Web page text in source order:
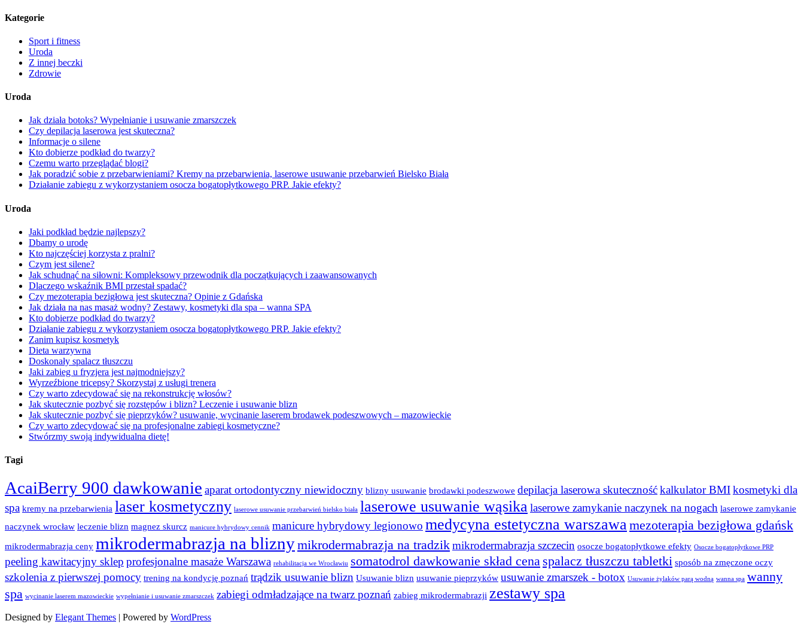
Kategorie
Sport i fitness
Uroda
Z innej beczki
Zdrowie
Uroda
Jak działa botoks? Wypełnianie i usuwanie zmarszczek
Czy depilacja laserowa jest skuteczna?
Informacje o silene
Kto dobierze podkład do twarzy?
Czemu warto przeglądać blogi?
Jak poradzić sobie z przebarwieniami? Kremy na przebarwienia, laserowe usuwanie przebarwień Bielsko Biała
Działanie zabiegu z wykorzystaniem osocza bogatopłytkowego PRP. Jakie efekty?
Uroda
Jaki podkład będzie najlepszy?
Dbamy o urodę
Kto najczęściej korzysta z pralni?
Czym jest silene?
Jak schudnąć na siłowni: Kompleksowy przewodnik dla początkujących i zaawansowanych
Dlaczego wskaźnik BMI przestał spadać?
Czy mezoterapia bezigłowa jest skuteczna? Opinie z Gdańska
Jak działa na nas masaż wodny? Zestawy, kosmetyki dla spa – wanna SPA
Kto dobierze podkład do twarzy?
Działanie zabiegu z wykorzystaniem osocza bogatopłytkowego PRP. Jakie efekty?
Zanim kupisz kosmetyk
Dieta warzywna
Doskonały spalacz tłuszczu
Jaki zabieg u fryzjera jest najmodniejszy?
Wyrzeźbione tricepsy? Skorzystaj z usługi trenera
Czy warto zdecydować się na rekonstrukcję włosów?
Jak skutecznie pozbyć się rozstępów i blizn? Leczenie i usuwanie blizn
Jak skutecznie pozbyć się pieprzyków? usuwanie, wycinanie laserem brodawek podeszwowych – mazowieckie
Czy warto zdecydować się na profesjonalne zabiegi kosmetyczne?
Stwórzmy swoją indywidualna dietę!
Tagi
AcaiBerry 900 dawkowanie aparat ortodontyczny niewidoczny blizny usuwanie brodawki podeszwowe depilacja laserowa skutecznośćkalkulator BMIkosmetyki dla
spa kremy na przebarwienia laser kosmetyczny laserowe usuwanie przebarwień bielsko biała laserowe usuwanie wąsikalaserowe zamykanie naczynek na nogach laserowe zamykanie
naczynek wrocław leczenie blizn magnez skurcz manicure hybrydowy cennik manicure hybrydowy legionowo medycyna estetyczna warszawamezoterapia bezigłowa gdańsk
mikrodermabrazja ceny mikrodermabrazja na bliznymikrodermabrazja na tradzikmikrodermabrazja szczecin osocze bogatopłytkowe efekty Osocze bogatopłytkowe PRP
peeling kawitacyjny sklep profesjonalne masaże Warszawa rehabilitacja we Wrocławiu somatodrol dawkowanie skład cena spalacz tłuszczu tabletki sposób na zmęczone oczy
szkolenia z pierwszej pomocy trening na kondycję poznań trądzik usuwanie blizn Usuwanie blizn usuwanie pieprzyków usuwanie zmarszek - botox Usuwanie żylaków parą wodną wanna spa wanny
spa wycinanie laserem mazowieckie wypełnianie i usuwanie zmarszczek zabiegi odmładzające na twarz poznań zabieg mikrodermabrazji zestawy spa
Designed by Elegant Themes | Powered by WordPress